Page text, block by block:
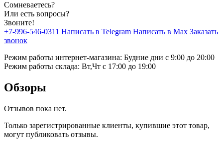
Сомневаетесь?
Или есть вопросы?
Звоните!
+7-996-546-0311 Написать в Telegram Написать в Max Заказать
звонок
Режим работы интернет-магазина: Будние дни с 9:00 до 20:00
Режим работы склада: Вт,Чт с 17:00 до 19:00
Обзоры
Отзывов пока нет.
Только зарегистрированные клиенты, купившие этот товар,
могут публиковать отзывы.